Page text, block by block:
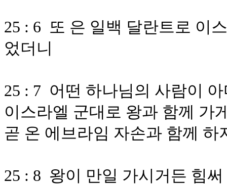
25 : 6 또 은 일백 달란트로 이
었더니
25 : 7 어떤 하나님의 사람이
이스라엘 군대로 왕과 함께 가
곧 온 에브라임 자손과 함께 하
25 : 8 왕이 만일 가시거든 힘